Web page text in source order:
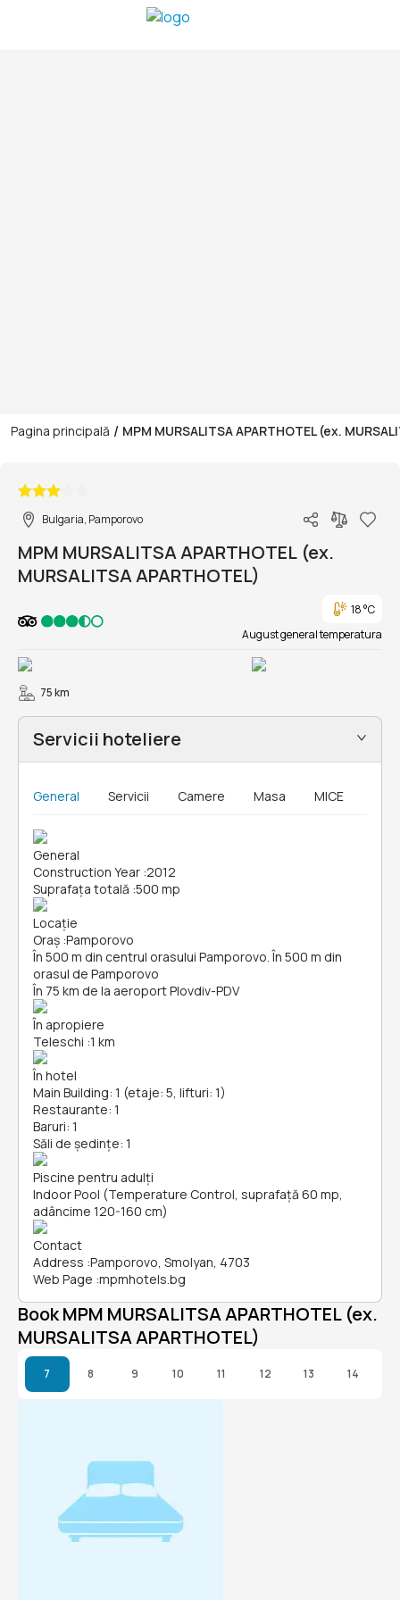
Pagina principală / MPM MURSALITSA APARTHOTEL (ex.
Bulgaria, Pamporovo
MPM MURSALITSA APARTHOTEL (ex.
MURSALITSA APARTHOTEL)
18 °C
August general temperatura
75 km
Servicii hoteliere
General Servicii Camere Masa MICE
General
Construction Year :2012
Suprafața totală :500 mp
Locație
Oraș :Pamporovo
În 500 m din centrul orasului Pamporovo. În 500 m din
orasul de Pamporovo
În 75 km de la aeroport Plovdiv-PDV
În apropiere
Teleschi :1 km
În hotel
Main Building: 1 (etaje: 5, lifturi: 1)
Restaurante: 1
Baruri: 1
Săli de ședințe: 1
Piscine pentru adulți
Indoor Pool (Temperature Control, suprafață 60 mp,
adâncime 120-160 cm)
Contact
Address :Pamporovo, Smolyan, 4703
Web Page :mpmhotels.bg
Book MPM MURSALITSA APARTHOTEL (ex.
MURSALITSA APARTHOTEL)
7 8 9 10 11 12 13 14